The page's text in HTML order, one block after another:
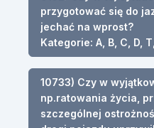
przygotować się do
jechać na wprost?
Kategorie: A, B, C, D, T,
10733) Czy w
np.ratowania życia,
szczególnej